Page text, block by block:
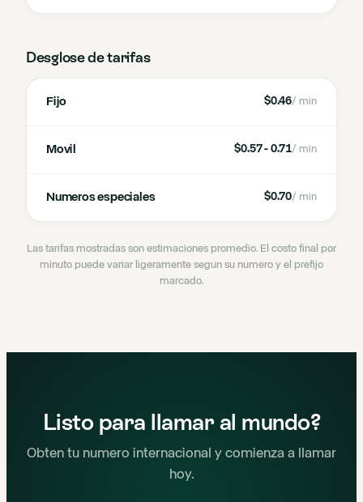
Desglose de tarifas
Fijo $0.46/ min
Movil $0.57 - 0.71/ min
Numeros especiales $0.70/ min
Las tarifas mostradas son estimaciones promedio. El costo final por
minuto puede variar ligeramente segun su numero y el prefijo
marcado.
Listo para llamar al mundo?
Obten tu numero internacional y comienza a llamar
hoy.